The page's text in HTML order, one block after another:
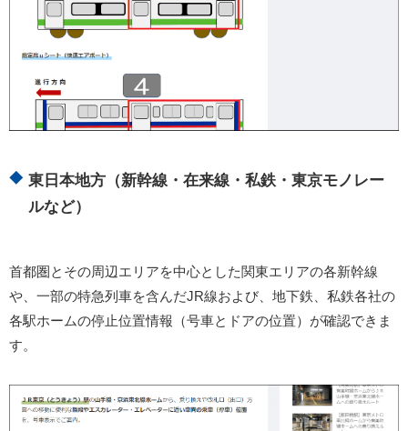
東日本地方（新幹線・在来線・私鉄・東京モノレー
ルなど）
首都圏とその周辺エリアを中心とした関東エリアの各新幹線
や、一部の特急列車を含んだJR線および、地下鉄、私鉄各社の
各駅ホームの停止位置情報（号車とドアの位置）が確認できま
す。